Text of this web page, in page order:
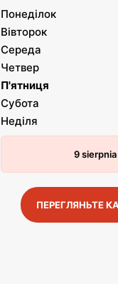
Понеділок
Вівторок
Середа
Четвер
П'ятниця
Субота
Неділя
9
ПЕРЕГЛЯНЬТЕ